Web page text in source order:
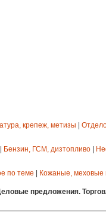
крепеж, метизы
Бензин, ГСМ, дизтопливо
по теме Кожаные, меховые
предложения.